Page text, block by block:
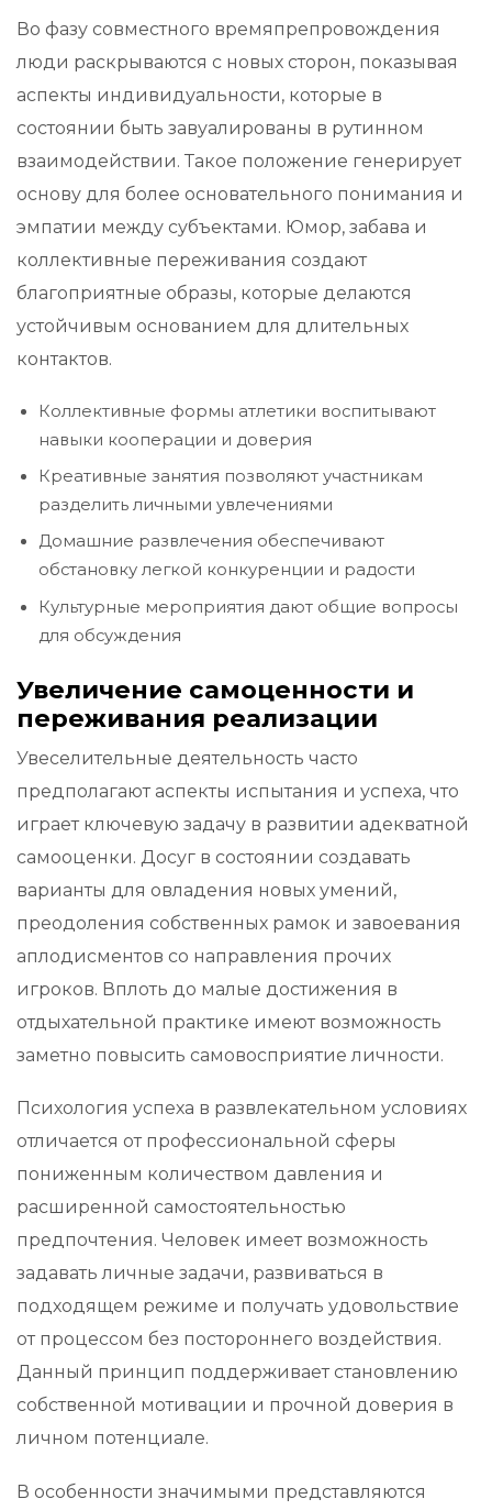
Во фазу совместного времяпрепровождения
люди раскрываются с новых сторон, показывая
аспекты индивидуальности, которые в
состоянии быть завуалированы в рутинном
взаимодействии. Такое положение генерирует
основу для более основательного понимания и
эмпатии между субъектами. Юмор, забава и
коллективные переживания создают
благоприятные образы, которые делаются
устойчивым основанием для длительных
контактов.
Коллективные формы атлетики воспитывают
навыки кооперации и доверия
Креативные занятия позволяют участникам
разделить личными увлечениями
Домашние развлечения обеспечивают
обстановку легкой конкуренции и радости
Культурные мероприятия дают общие вопросы
для обсуждения
Увеличение самоценности и
переживания реализации
Увеселительные деятельность часто
предполагают аспекты испытания и успеха, что
играет ключевую задачу в развитии адекватной
самооценки. Досуг в состоянии создавать
варианты для овладения новых умений,
преодоления собственных рамок и завоевания
аплодисментов со направления прочих
игроков. Вплоть до малые достижения в
отдыхательной практике имеют возможность
заметно повысить самовосприятие личности.
Психология успеха в развлекательном условиях
отличается от профессиональной сферы
пониженным количеством давления и
расширенной самостоятельностью
предпочтения. Человек имеет возможность
задавать личные задачи, развиваться в
подходящем режиме и получать удовольствие
от процессом без постороннего воздействия.
Данный принцип поддерживает становлению
собственной мотивации и прочной доверия в
личном потенциале.
В особенности значимыми представляются